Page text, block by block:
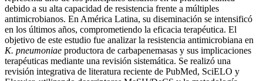
debido a su alta capacidad de resistencia frente a múltiples
antimicrobianos. En América Latina, su diseminación se intensificó
en los últimos años, comprometiendo la eficacia terapéutica. El
objetivo de este estudio fue analizar la resistencia antimicrobiana en
K. pneumoniae productora de carbapenemasas y sus implicaciones
terapéuticas mediante una revisión sistemática. Se realizó una
revisión integrativa de literatura reciente de PubMed, SciELO y